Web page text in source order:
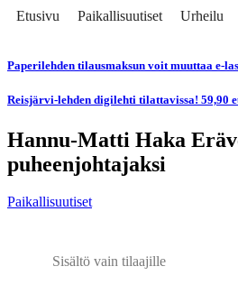
Etusivu Paikallisuutiset Urheilu
Paperilehden tilausmaksun voit muuttaa e-
Reisjärvi-lehden digilehti tilattavissa! 59,90
Hannu-Matti Haka
puheenjohtajaksi
Paikallisuutiset
Sisältö vain tilaajille